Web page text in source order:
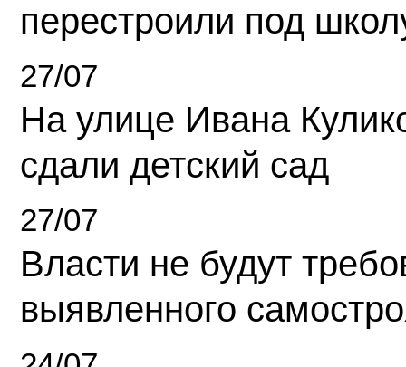
перестроили под
27/07
На улице Ивана
сдали детский сад
27/07
Власти не будут
выявленного